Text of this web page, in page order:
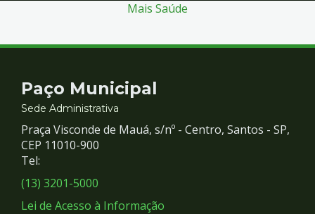
Mais Saúde
Contato
e
Redes
Sociais
Paço Municipal
Sede Administrativa
Praça Visconde de Mauá, s/nº - Centro, Santos - SP,
CEP 11010-900
Tel:
(13) 3201-5000
Lei de Acesso à Informação